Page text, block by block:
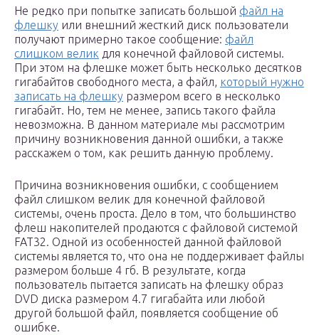
Не редко при попытке записать большой файл на
флешку или внешний жесткий диск пользователи
получают примерно такое сообщение: файл
слишком велик для конечной файловой системы.
При этом на флешке может быть несколько десятков
гигабайтов свободного места, а файл, который нужно
записать на флешку размером всего в несколько
гигабайт. Но, тем не менее, запись такого файла
невозможна. В данном материале мы рассмотрим
причину возникновения данной ошибки, а также
расскажем о том, как решить данную проблему.
Причина возникновения ошибки, с сообщением
файл слишком велик для конечной файловой
системы, очень проста. Дело в том, что большинство
флеш накопителей продаются с файловой системой
FAT32. Одной из особенностей данной файловой
системы является то, что она не поддерживает файлы
размером больше 4 гб. В результате, когда
пользователь пытается записать на флешку образ
DVD диска размером 4.7 гигабайта или любой
другой большой файл, появляется сообщение об
ошибке.